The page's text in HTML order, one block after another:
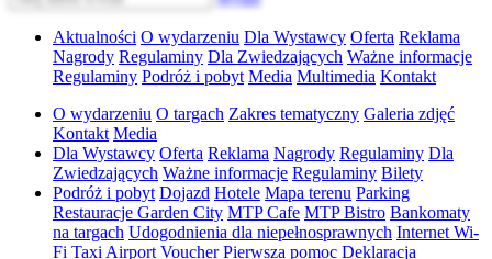
Aktualności O wydarzeniu Dla Wystawcy Oferta Reklama
Nagrody Regulaminy Dla Zwiedzających Ważne informacje
Regulaminy Podróż i pobyt Media Multimedia Kontakt
O wydarzeniu O targach Zakres tematyczny Galeria zdjęć
Kontakt Media
Dla Wystawcy Oferta Reklama Nagrody Regulaminy Dla
Zwiedzających Ważne informacje Regulaminy Bilety
Podróż i pobyt Dojazd Hotele Mapa terenu Parking
Restauracje Garden City MTP Cafe MTP Bistro Bankomaty
na targach Udogodnienia dla niepełnosprawnych Internet Wi-
Fi Taxi Airport Voucher Pierwsza pomoc Deklaracja